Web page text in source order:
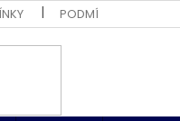
PODMÍNKY